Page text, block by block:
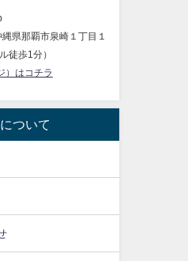
県那覇市泉崎１丁目１
徒歩1分）
）はコチラ
ついて